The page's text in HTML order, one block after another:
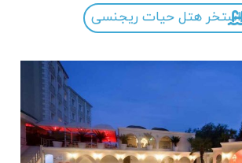
استخر هتل حیات ریجنسی